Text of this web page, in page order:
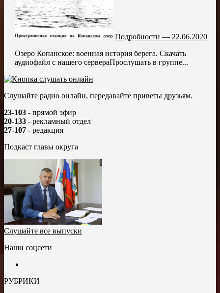
Подробности — 22.06.2020
Озеро Копанское: военная история берега. Скачать
аудиофайл с нашего сервераПрослушать в группе...
Слушайте радио онлайн, передавайте приветы друзьям.
23-103 - прямой эфир
20-133 - рекламный отдел
27-107 - редакция
Подкаст главы округа
Слушайте все выпуски
Наши соцсети
РУБРИКИ